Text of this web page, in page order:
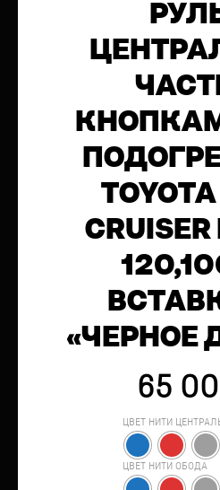
CRUISER
«ЧЕРНОЕ
65
ЦВЕТ НИТИ
ЦВЕТ НИТИ ОБОДА